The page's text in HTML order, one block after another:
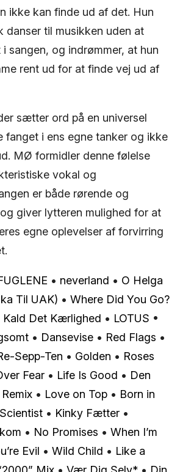
ikke kan finde ud af det. Hun
danser til musikken uden at
sangen, og indrømmer, at hun
rent ud for at finde vej ud af
sætter ord på en universel
i ens egne tanker og ikke
MØ formidler denne følelse
vokal og
er både rørende og
giver lytteren mulighed for at
egne oplevelser af forvirring
• ​neverland • O Helga
Til UAK) • Where Did You Go?
Kald Det Kærlighed • LOTUS •
• Dansevise • Red Flags •
Sepp-Ten • Golden • Roses
Fear • Life Is Good • Den
• Love on Top • Born in
• Kinky Fætter •
• No Promises • When I’m
Evil • Wild Child • Like a